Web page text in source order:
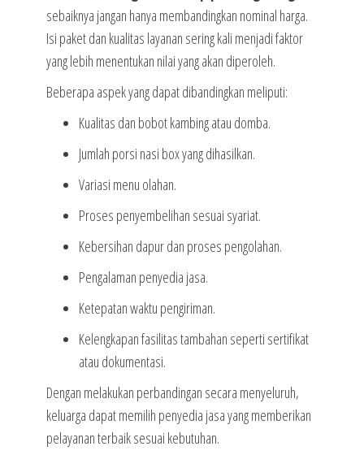
sebaiknya jangan hanya membandingkan nominal harga.
Isi paket dan kualitas layanan sering kali menjadi faktor
yang lebih menentukan nilai yang akan diperoleh.
Beberapa aspek yang dapat dibandingkan meliputi:
Kualitas dan bobot kambing atau domba.
Jumlah porsi nasi box yang dihasilkan.
Variasi menu olahan.
Proses penyembelihan sesuai syariat.
Kebersihan dapur dan proses pengolahan.
Pengalaman penyedia jasa.
Ketepatan waktu pengiriman.
Kelengkapan fasilitas tambahan seperti sertifikat
atau dokumentasi.
Dengan melakukan perbandingan secara menyeluruh,
keluarga dapat memilih penyedia jasa yang memberikan
pelayanan terbaik sesuai kebutuhan.